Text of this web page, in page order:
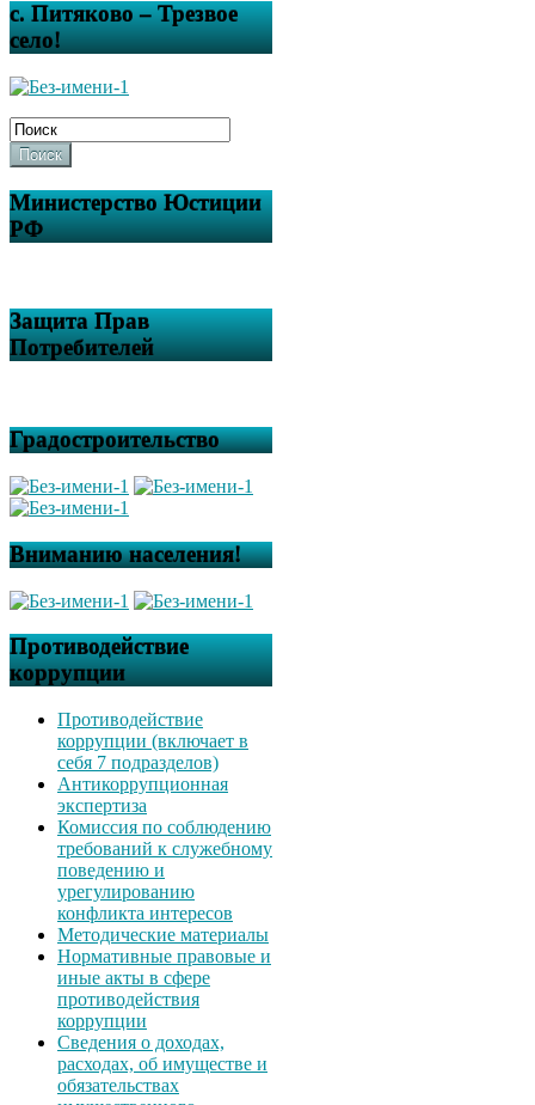
с. Питяково – Трезвое
село!
Поиск
Министерство Юстиции
РФ
Защита Прав
Потребителей
Градостроительство
Вниманию населения!
Противодействие
коррупции
Противодействие
коррупции (включает в
себя 7 подразделов)
Антикоррупционная
экспертиза
Комиссия по соблюдению
требований к служебному
поведению и
урегулированию
конфликта интересов
Методические материалы
Нормативные правовые и
иные акты в сфере
противодействия
коррупции
Сведения о доходах,
расходах, об имуществе и
обязательствах